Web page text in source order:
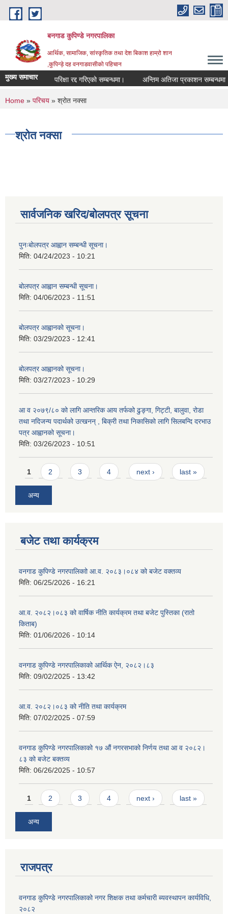
Skip to main content
बनगाड कुपिण्डे नगरपालिका
आर्थिक, सामाजिक, सांस्कृतिक तथा देश बिकाश हाम्रो शान
,कुपिन्ड़े दह वनगाडवासीको पहिचान
मुख्य समाचार परिक्षा रद्द गरिएको सम्बन्धमा। अन्तिम अतिजा प्रकाशन सम्बन्धमा।
You are here
Home » परिचय » श्रोत नक्सा
श्रोत नक्सा
सार्वजनिक खरिद/बोलपत्र सूचना
पुनःबोलपत्र आह्वान सम्बन्धी सूचना।
मिति: 04/24/2023 - 10:21
बोलपत्र आह्वान सम्बन्धी सूचना।
मिति: 04/06/2023 - 11:51
बोलपत्र आह्वानको सूचना।
मिति: 03/29/2023 - 12:41
बोलपत्र आह्वानको सूचना।
मिति: 03/27/2023 - 10:29
आ व २०७९/८० को लागि आन्तरिक आय तर्फको ढुङ्गा, गिट्टी, बालुवा, रोडा
तथा नदिजन्य पदार्थको उत्खनन् , बिक्री तथा निकासिको लागि सिलबन्दि दरभाउ
पत्र आह्वानको सूचना।
मिति: 03/26/2023 - 10:51
Pages
1 2 3 4 next › last »
अन्य
बजेट तथा कार्यक्रम
वनगाड कुपिण्डे नगरपालिकाो आ.व. २०८३।०८४ को बजेट वक्तव्य
मिति: 06/25/2026 - 16:21
आ.व. २०८२।०८३ को वार्षिक नीति कार्यक्रम तथा बजेट पुस्तिका (रातो
किताब)
मिति: 01/06/2026 - 10:14
वनगाड कुपिण्डे नगरपालिकाको आर्थिक ऐन, २०८२।८३
मिति: 09/02/2025 - 13:42
आ.व. २०८२।०८३ को नीति तथा कार्यक्रम
मिति: 07/02/2025 - 07:59
वनगाड कुपिण्डे नगरपालिकाको १७ ‍औं नगरसभाको निर्णय तथा आ व २०८२।
८३ को बजेट बक्तव्य
मिति: 06/26/2025 - 10:57
Pages
1 2 3 4 next › last »
अन्य
राजपत्र
वनगाड कुपिण्डे नगरपालिकाको नगर शिक्षक तथा कर्मचारी ब्यवस्थापन कार्यविधि,
२०८२